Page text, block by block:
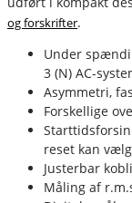
og forskrifter.
Under
3 (N) AC-
Asymmetri,
Forskellige
reset kan
Justerbar
Måling af